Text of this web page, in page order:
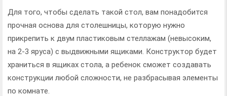
Для того, чтобы сделать такой стол, вам понадобится
прочная основа для столешницы, которую нужно
прикрепить к двум пластиковым стеллажам (невысоким,
на 2-3 яруса) с выдвижными ящиками. Конструктор будет
храниться в ящиках стола, а ребенок сможет создавать
конструкции любой сложности, не разбрасывая элементы
по комнате.